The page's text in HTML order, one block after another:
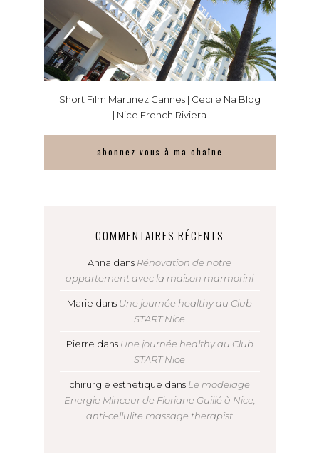
Short Film Martinez Cannes | Cecile Na Blog
| Nice French Riviera
abonnez vous à ma chaîne
COMMENTAIRES RÉCENTS
Anna dans Rénovation de notre
appartement avec la maison marmorini
Marie dans Une journée healthy au Club
START Nice
Pierre dans Une journée healthy au Club
START Nice
chirurgie esthetique dans Le modelage
Energie Minceur de Floriane Guillé à Nice,
anti-cellulite massage therapist